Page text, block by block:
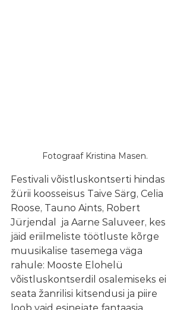
Fotograaf Kristina Masen.
Festivali võistluskontserti hindas
žürii koosseisus Taive Särg, Celia
Roose, Tauno Aints, Robert
Jürjendal  ja Aarne Saluveer, kes
jäid eriilmeliste töötluste kõrge
muusikalise tasemega väga
rahule: Mooste Elohelü
võistluskontserdil osalemiseks ei
seata žanrilisi kitsendusi ja piire
loob vaid esinejate fantaasia,